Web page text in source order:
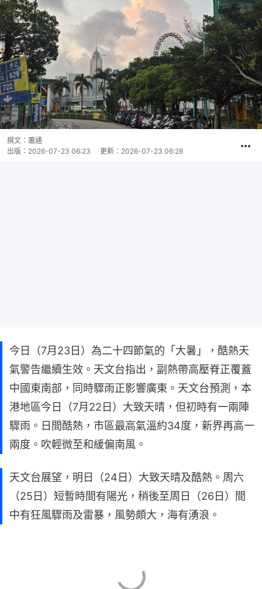
撰文： 蕭通
出版： 2026-07-23 06:23 更新： 2026-07-23 06:28
今日（7月23日）為二十四節氣的「大暑」，酷熱天
氣警告繼續生效。天文台指出，副熱帶高壓脊正覆蓋
中國東南部，同時驟雨正影響廣東。天文台預測，本
港地區今日（7月22日）大致天晴，但初時有一兩陣
驟雨。日間酷熱，市區最高氣溫約34度，新界再高一
兩度。吹輕微至和緩偏南風。
天文台展望，明日（24日）大致天晴及酷熱。周六
（25日）短暫時間有陽光，稍後至周日（26日）間
中有狂風驟雨及雷暴，風勢頗大，海有湧浪。